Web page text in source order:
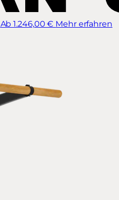
Ab 1.246,00 € Mehr erfahren